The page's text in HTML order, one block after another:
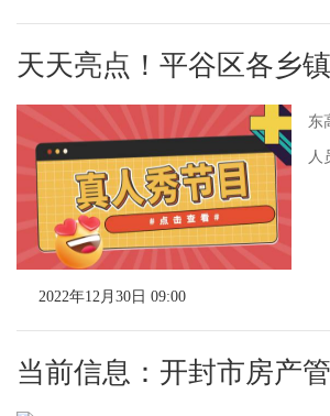
天天亮点！平谷区各乡
东
人
2022年12月30日 09:00
当前信息：开封市房产